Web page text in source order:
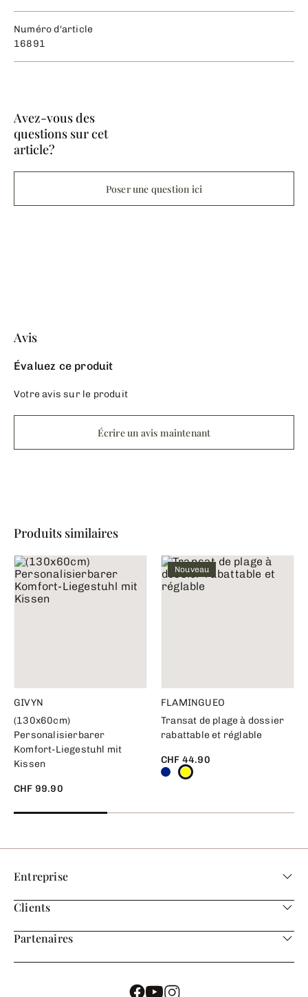
Numéro d'article
16891
Avez-vous des
questions sur cet
article?
Poser une question ici
Avis
Évaluez ce produit
Votre avis sur le produit
Écrire un avis maintenant
Produits similaires
GIVYN
(130x60cm)
Personalisierbarer
Komfort-Liegestuhl mit
Kissen
CHF 99.90
Nouveau
FLAMINGUEO
Transat de plage à dossier
rabattable et réglable
CHF 44.90
Entreprise
Clients
Partenaires